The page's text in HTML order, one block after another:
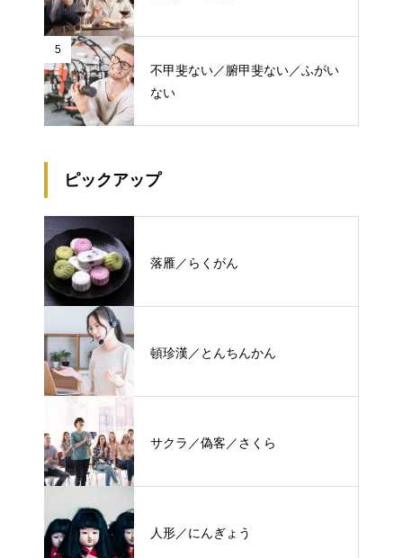
5
不甲斐ない／腑甲斐ない／ふがい
ない
ピックアップ
落雁／らくがん
頓珍漢／とんちんかん
サクラ／偽客／さくら
人形／にんぎょう